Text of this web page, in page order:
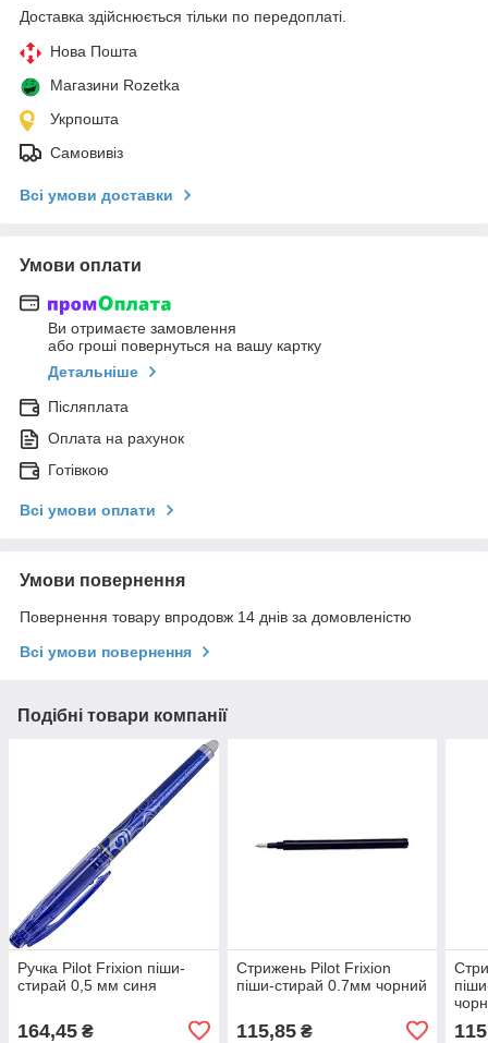
Доставка здійснюється тільки по передоплаті.
Нова Пошта
Магазини Rozetka
Укрпошта
Самовивіз
Всі умови доставки
Умови оплати
Ви отримаєте замовлення
або гроші повернуться на вашу картку
Детальніше
Післяплата
Оплата на рахунок
Готівкою
Всі умови оплати
Умови повернення
Повернення товару впродовж 14 днів за домовленістю
Всі умови повернення
Подібні товари компанії
Ручка Pilot Frixion піши-
стирай 0,5 мм синя
164,45 ₴
Стрижень Pilot Frixion
піши-стирай 0.7мм чорний
115,85₴ 115